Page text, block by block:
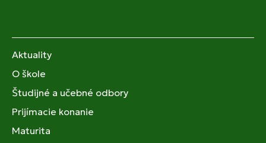
Aktuality
O škole
Študijné a učebné odbory
Prijímacie konanie
Maturita